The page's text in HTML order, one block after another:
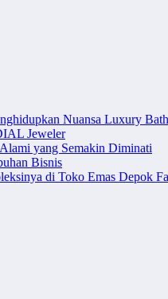
Nuansa Luxury
Jeweler
yang Semakin Diminati
Bisnis
di Toko Emas Depok